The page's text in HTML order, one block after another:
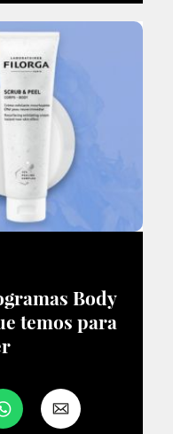
Body
temos para